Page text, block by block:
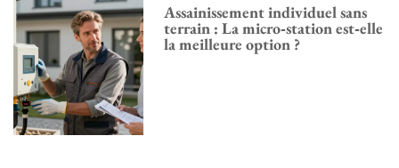
Assainissement individuel sans
terrain : La micro‑station est‑elle
la meilleure option ?